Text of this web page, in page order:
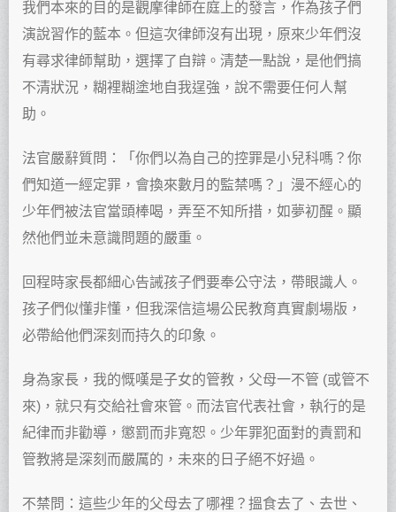
我們本來的目的是觀摩律師在庭上的發言，作為孩子們
演說習作的藍本。但這次律師沒有出現，原來少年們沒
有尋求律師幫助，選擇了自辯。清楚一點說，是他們搞
不清狀況，糊裡糊塗地自我逞強，說不需要任何人幫
助。
法官嚴辭質問：「你們以為自己的控罪是小兒科嗎？你
們知道一經定罪，會換來數月的監禁嗎？」漫不經心的
少年們被法官當頭棒喝，弄至不知所措，如夢初醒。顯
然他們並未意識問題的嚴重。
回程時家長都細心告誡孩子們要奉公守法，帶眼識人。
孩子們似懂非懂，但我深信這場公民教育真實劇場版，
必帶給他們深刻而持久的印象。
身為家長，我的慨嘆是子女的管教，父母一不管 (或管不
來)，就只有交給社會來管。而法官代表社會，執行的是
紀律而非勸導，懲罰而非寬恕。少年罪犯面對的責罰和
管教將是深刻而嚴厲的，未來的日子絕不好過。
不禁問：這些少年的父母去了哪裡？搵食去了、去世、